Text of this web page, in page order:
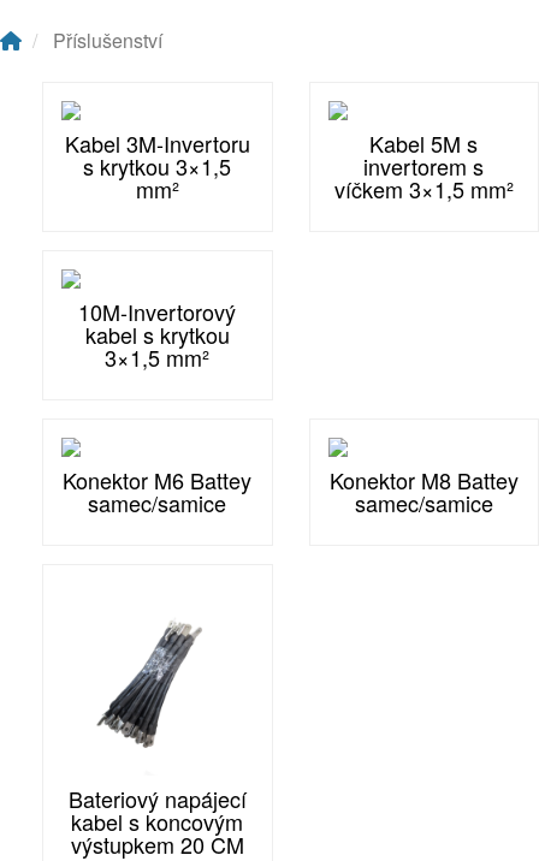
Příslušenství
Kabel 3M-Invertoru
s krytkou 3×1,5
mm²
Kabel 5M s
invertorem s
víčkem 3×1,5 mm²
10M-Invertorový
kabel s krytkou
3×1,5 mm²
Konektor M6 Battey
samec/samice
Konektor M8 Battey
samec/samice
Bateriový napájecí
kabel s koncovým
výstupkem 20 CM